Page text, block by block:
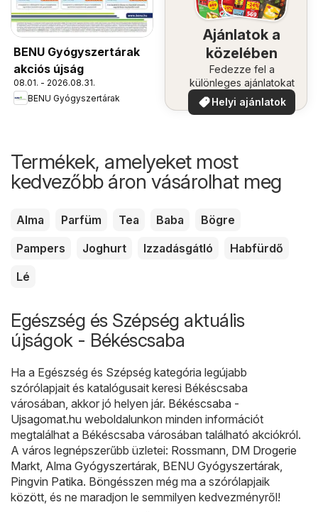
BENU Gyógyszertárak
akciós újság
08.01. - 2026.08.31.
BENU Gyógyszertárak
Ajánlatok a
közelében
Fedezze fel a
különleges ajánlatokat
Helyi ajánlatok
Termékek, amelyeket most
kedvezőbb áron vásárolhat meg
Alma Parfüm Tea Baba
Bögre
Pampers
Joghurt Izzadásgátló
Habfürdő
Lé
Egészség és Szépség aktuális
újságok - Békéscsaba
Ha a Egészség és Szépség kategória legújabb
szórólapjait és katalógusait keresi Békéscsaba
városában, akkor jó helyen jár. Békéscsaba -
Ujsagomat.hu weboldalunkon minden információt
megtalálhat a Békéscsaba városában található akciókról.
A város legnépszerűbb üzletei: Rossmann, DM Drogerie
Markt, Alma Gyógyszertárak, BENU Gyógyszertárak,
Pingvin Patika. Böngésszen még ma a szórólapjaik
között, és ne maradjon le semmilyen kedvezményről!